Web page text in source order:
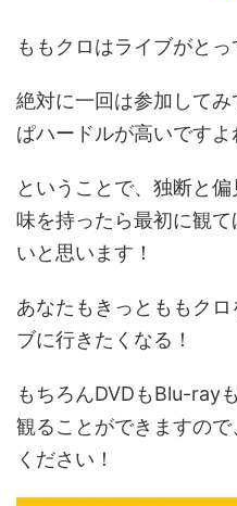
ももクロはライブがとっ
絶対に一回は参加して
ぱハードルが高いですよ
ということで、独断と
味を持ったら最初に観
いと思います！
あなたもきっとももク
ブに行きたくなる！
もちろんDVDもBlu-ray
観ることができますの
ください！